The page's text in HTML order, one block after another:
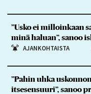
”Usko ei milloinkaan
minä haluan”, sanoo
AJANKOHTAISTA
”Pahin uhka
itsesensuuri”, sanoo